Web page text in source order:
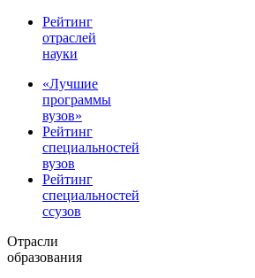
Рейтинг
отраслей
науки
«Лучшие
программы
вузов»
Рейтинг
специальностей
вузов
Рейтинг
специальностей
ссузов
Отрасли
образования